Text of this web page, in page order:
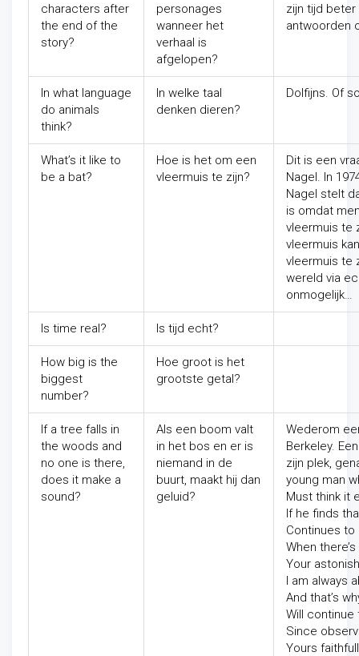
characters after
the end of the
story?
personages
wanneer het
verhaal is
afgelopen?
zijn tijd
antwoorden
In what language
do animals
think?
In welke taal
denken dieren?
Dolfijns. Of
What’s it like to
be a bat?
Hoe is het om een
vleermuis te zijn?
Dit is een
Nagel. In
Nagel stelt
is omdat
vleermuis te
vleermuis
vleermuis te
wereld via
onmogelijk…
Is time real? Is tijd echt?
How big is the
biggest
number?
Hoe groot is het
grootste getal?
If a tree falls in
the woods and
no one is there,
does it make a
sound?
Als een boom valt
in het bos en er is
niemand in de
buurt, maakt hij dan
geluid?
Wederom
Berkeley.
zijn plek,
young man
Must think it
If he finds
Continues to
When
Your
I am always
And that’s
Will continue
Since
Yours